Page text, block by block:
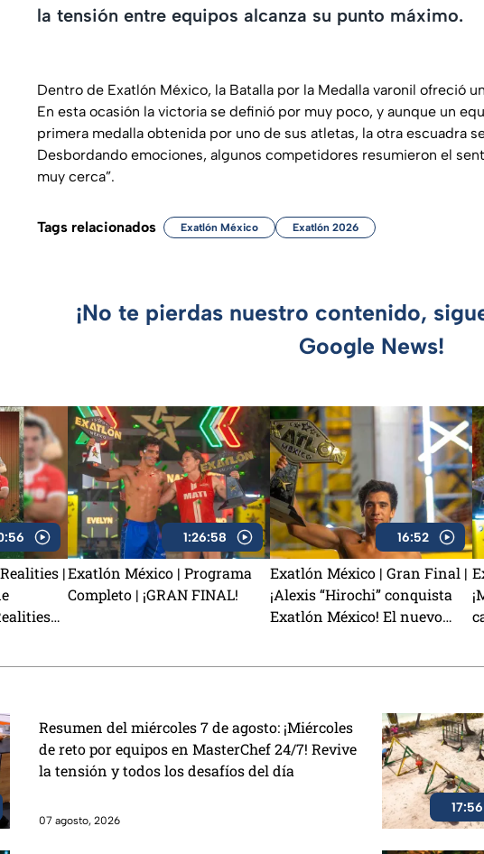
la tensión entre equipos alcanza su punto máximo.
Dentro de Exatlón México, la Batalla por la Medalla varonil ofreció
En esta ocasión la victoria se definió por muy poco, y aunque un
primera medalla obtenida por uno de sus atletas, la otra escuadra
Desbordando emociones, algunos competidores resumieron el
muy cerca”.
Tags relacionados Exatlón México Exatlón 2026
¡No te pierdas nuestro contenido,
Google News!
|
1:26:58
Exatlón México | Programa
Completo | ¡GRAN FINAL!
16:52
Exatlón México | Gran Final |
¡Alexis “Hirochi” conquista
Exatlón México! El nuevo
Resumen del miércoles 7 de agosto: ¡Miércoles
de reto por equipos en MasterChef 24/7! Revive
la tensión y todos los desafíos del día
07 agosto, 2026
17:56